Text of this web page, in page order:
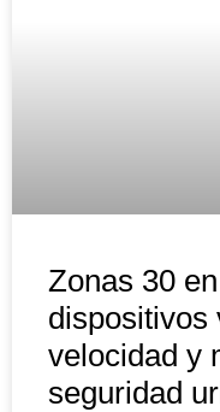
Zonas 30
dispositivos
velocidad y
seguridad